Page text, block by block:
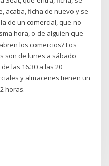
acaba, ficha de nuevo y se
de un comercial, que no
hora, o de alguien que
los comercios? Los
son de lunes a sábado
las 16.30 a las 20
y almacenes tienen un
horas.